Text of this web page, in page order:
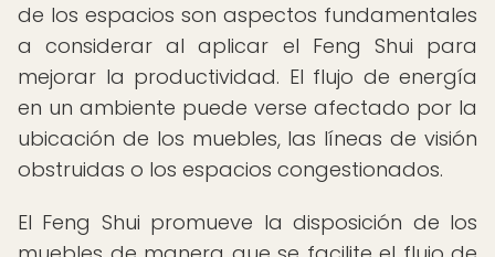
de los espacios son aspectos fundamentales
a considerar al aplicar el Feng Shui para
mejorar la productividad. El flujo de energía
en un ambiente puede verse afectado por la
ubicación de los muebles, las líneas de visión
obstruidas o los espacios congestionados.
El Feng Shui promueve la disposición de los